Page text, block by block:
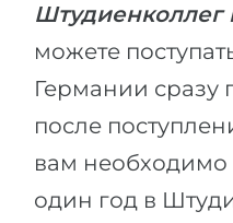
Штудиенколлег
можете
Германии сразу
после
вам необходимо
один год в